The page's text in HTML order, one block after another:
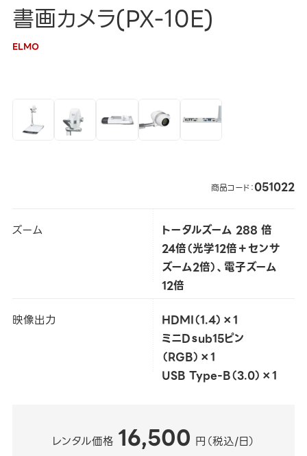
書画カメラ(PX-10E)
ELMO
商品コード：051022
ズーム
トータルズーム 288 倍
24倍（光学12倍＋センサ
ズーム2倍）、電子ズーム
12倍
映像出力
HDMI（1.4）×1
ミニDｓub15ピン
（RGB）×1
USB Type-B（3.0）×1
レンタル価格 16,500 円（税込/日）